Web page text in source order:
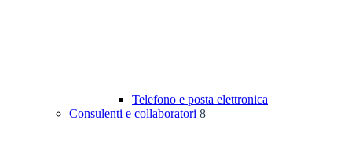
Telefono e posta elettronica
Consulenti e collaboratori 8